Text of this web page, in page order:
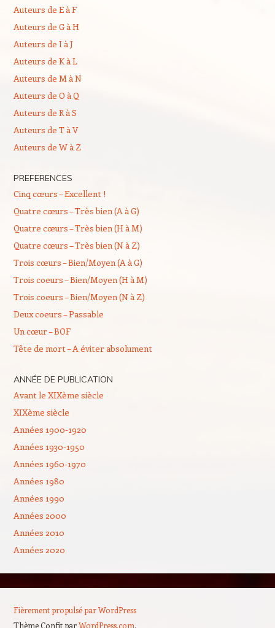
Auteurs de E à F
Auteurs de G à H
Auteurs de I à J
Auteurs de K à L
Auteurs de M à N
Auteurs de O à Q
Auteurs de R à S
Auteurs de T à V
Auteurs de W à Z
PREFERENCES
Cinq cœurs – Excellent !
Quatre cœurs – Très bien (A à G)
Quatre cœurs – Très bien (H à M)
Quatre cœurs – Très bien (N à Z)
Trois cœurs – Bien/Moyen (A à G)
Trois coeurs – Bien/Moyen (H à M)
Trois coeurs – Bien/Moyen (N à Z)
Deux coeurs – Passable
Un cœur – BOF
Tête de mort – A éviter absolument
ANNÉE DE PUBLICATION
Avant le XIXème siècle
XIXème siècle
Années 1900-1920
Années 1930-1950
Années 1960-1970
Années 1980
Années 1990
Années 2000
Années 2010
Années 2020
Fièrement propulsé par WordPress
Thème Confit parWordPress.com.